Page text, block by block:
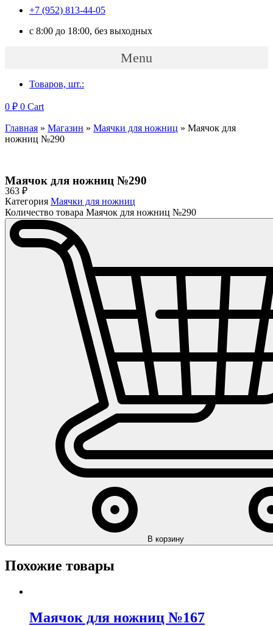
+7 (952) 813-44-05
c 8:00 до 18:00, без выходных
Menu
Товаров, шт.:
0 ₽ 0 Cart
Главная » Магазин » Маячки для ножниц » Маячок для
ножниц №290
Маячок для ножниц №290
363 ₽
Категория Маячки для ножниц
Количество товара Маячок для ножниц №290
В корзину
Похожие товары
Маячок для ножниц №167